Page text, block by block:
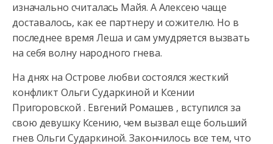
изначально считалась Майя. А Алексею чаще
доставалось, как ее партнеруи сожителю. Но в
последнее время Леша и сам умудряется вызвать
на себя волну народного гнева.
На днях на Острове любви состоялся жесткий
конфликт Ольги Сударкиной и Ксении
Пригоровской . Евгений Ромашев , вступился за
свою девушку Ксению, чем вызвал еще больший
гнев Ольги Сударкиной. Закончилось все тем, что